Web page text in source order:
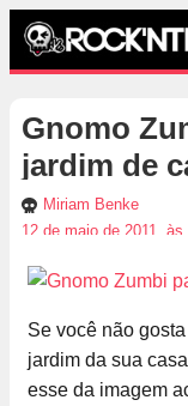
Gnomo
jardim de
Miriam Benke
12 de maio de 2011, às
Se você não
jardim da sua
esse da imagem